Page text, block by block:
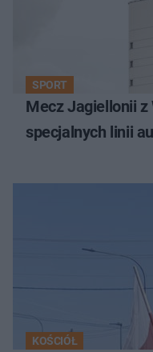
SPORT
Mecz Jagiellonii z
specjalnych linii
KOŚCIÓŁ